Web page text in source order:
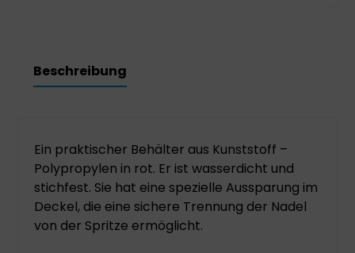
Beschreibung
Ein praktischer Behälter aus Kunststoff –
Polypropylen in rot. Er ist wasserdicht und
stichfest. Sie hat eine spezielle Aussparung im
Deckel, die eine sichere Trennung der Nadel
von der Spritze ermöglicht.